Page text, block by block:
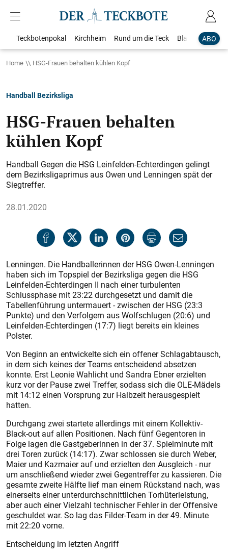
ABO
Teckbotenpokal Kirchheim Rund um die Teck Blaulicht
Home HSG-Frauen behalten kühlen Kopf
Handball Bezirksliga
HSG-Frauen behalten
kühlen Kopf
Handball Gegen die HSG Leinfelden-Echterdingen gelingt
dem Bezirksligaprimus aus Owen und Lenningen spät der
Siegtreffer.
28.01.2020
Lenningen. Die Handballerinnen der HSG Owen-Lenningen
haben sich im Topspiel der Bezirksliga gegen die HSG
Leinfelden-Echterdingen II nach einer turbulenten
Schlussphase mit 23:22 durchgesetzt und damit die
Tabellenführung untermauert - zwischen der HSG (23:3
Punkte) und den Verfolgern aus Wolfschlugen (20:6) und
Leinfelden-Echterdingen (17:7) liegt bereits ein kleines
Polster.
Von Beginn an entwickelte sich ein offener Schlagabtausch,
in dem sich keines der Teams entscheidend absetzen
konnte. Erst Leonie Wahlicht und Sandra Ebner erzielten
kurz vor der Pause zwei Treffer, sodass sich die OLE-Mädels
mit 14:12 einen Vorsprung zur Halbzeit herausgespielt
hatten.
Durchgang zwei startete allerdings mit einem Kollektiv-
Black-out auf allen Positionen. Nach fünf Gegentoren in
Folge lagen die Gastgeberinnen in der 37. Spielminute mit
drei Toren zurück (14:17). Zwar schlossen sie durch Weber,
Maier und Kazmaier auf und erzielten den Ausgleich - nur
um anschließend wieder zwei Gegentreffer zu kassieren. Die
gesamte zweite Hälfte lief man einem Rückstand nach, was
einerseits einer unterdurchschnittlichen Torhüterleistung,
aber auch einer Vielzahl technischer Fehler in der Offensive
geschuldet war. So lag das Filder-Team in der 49. Minute
mit 22:20 vorne.
Entscheidung im letzten Angriff